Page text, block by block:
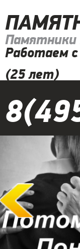
Памятники
Работаем
(25 лет)